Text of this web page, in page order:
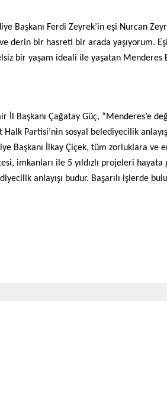
Başkanı Ferdi Zeyrek’in eşi Nurcan
derin bir hasreti bir arada yaşıyorum.
bir yaşam ideali ile yaşatan Menderes
Başkanı Çağatay Güç, “Menderes’e
Partisi’nin sosyal belediyecilik
Başkanı İlkay Çiçek, tüm zorluklara ve
imkanları ile 5 yıldızlı projeleri
anlayışı budur. Başarılı işlerde